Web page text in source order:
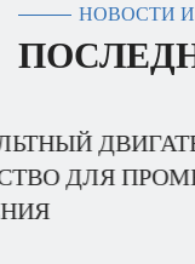
НОВОСТИ
ПРИМЕНЕНИЮ